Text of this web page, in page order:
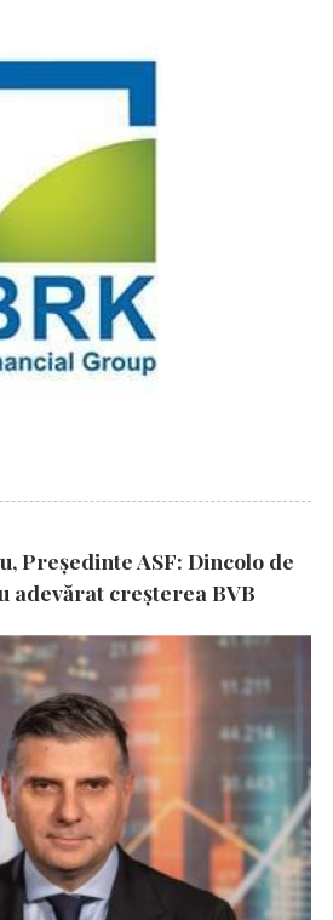
Președinte ASF: Dincolo de
adevărat creșterea BVB